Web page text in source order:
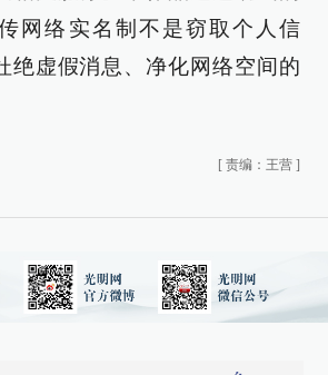
网络实名制不是窃取个人信
绝虚假消息、净化网络空间的
[ 责编：王营 ]